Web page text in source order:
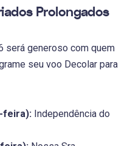
Prolongados
será generoso com quem
seu voo Decolar para
feira): Independência do